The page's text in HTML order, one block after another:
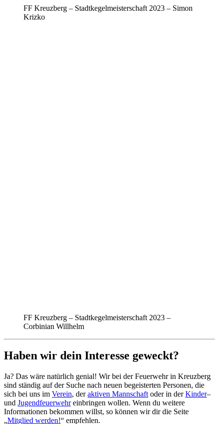
FF Kreuzberg – Stadtkegelmeisterschaft 2023 – Simon
Krizko
FF Kreuzberg – Stadtkegelmeisterschaft 2023 –
Corbinian Willhelm
Haben wir dein Interesse geweckt?
Ja? Das wäre natürlich genial! Wir bei der Feuerwehr in Kreuzberg
sind ständig auf der Suche nach neuen begeisterten Personen, die
sich bei uns im Verein, deraktiven Mannschaft oder in derKinder–
und Jugendfeuerwehreinbringen wollen. Wenn du weitere
Informationen bekommen willst, so können wir dir die Seite
„Mitglied werden!“ empfehlen.